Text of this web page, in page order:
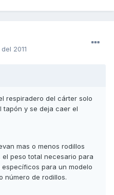
2011
respiradero del cárter solo
tapón y se deja caer el
mas o menos rodillos
peso total necesario para
para un modelo
número de rodillos.